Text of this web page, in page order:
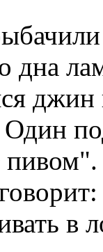
дна
джин
в